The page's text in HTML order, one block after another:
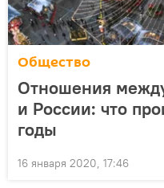
Общество
Отношения
и России: что
годы
16 января 2020, 17:46